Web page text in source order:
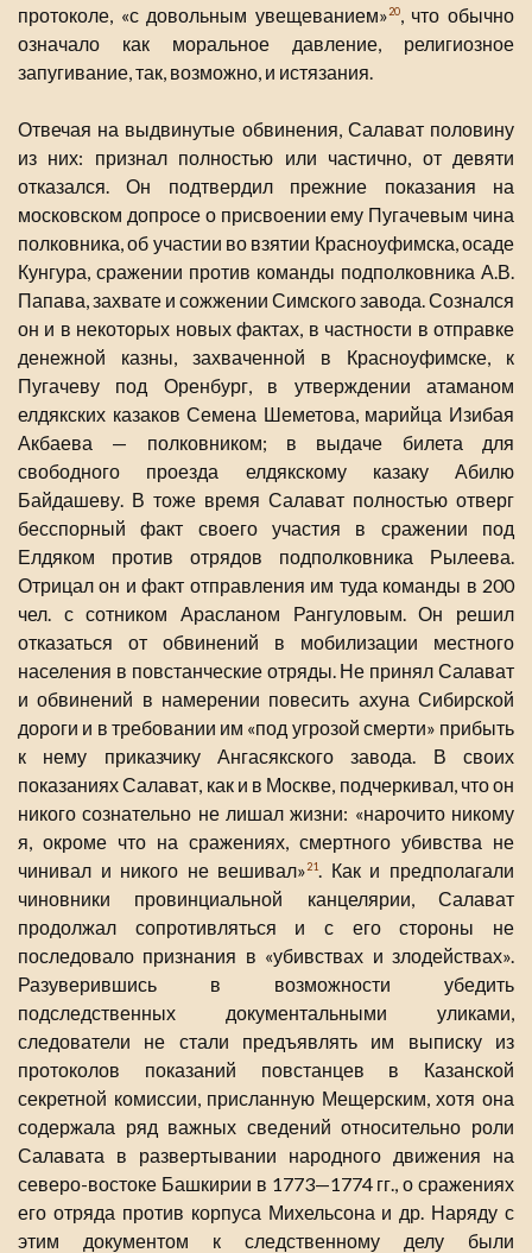
протоколе, «с довольным увещеванием»20, что обычно
означало как моральное давление, религиозное
запугивание, так, возможно, и истязания.
Отвечая на выдвинутые обвинения, Салават половину
из них: признал полностью или частично, от девяти
отказался. Он подтвердил прежние показания на
московском допросе о присвоении ему Пугачевым чина
полковника, об участии во взятии Красноуфимска, осаде
Кунгура, сражении против команды подполковника А.В.
Папава, захвате и сожжении Симского завода. Сознался
он и в некоторых новых фактах, в частности в отправке
денежной казны, захваченной в Красноуфимске, к
Пугачеву под Оренбург, в утверждении атаманом
елдякских казаков Семена Шеметова, марийца Изибая
Акбаева — полковником; в выдаче билета для
свободного проезда елдякскому казаку Абилю
Байдашеву. В тоже время Салават полностью отверг
бесспорный факт своего участия в сражении под
Елдяком против отрядов подполковника Рылеева.
Отрицал он и факт отправления им туда команды в 200
чел. с сотником Арасланом Рангуловым. Он решил
отказаться от обвинений в мобилизации местного
населения в повстанческие отряды. Не принял Салават
и обвинений в намерении повесить ахуна Сибирской
дороги и в требовании им «под угрозой смерти» прибыть
к нему приказчику Ангасякского завода. В своих
показаниях Салават, как и в Москве, подчеркивал, что он
никого сознательно не лишал жизни: «нарочито никому
я, окроме что на сражениях, смертного убивства не
чинивал и никого не вешивал»21. Как и предполагали
чиновники провинциальной канцелярии, Салават
продолжал сопротивляться и с его стороны не
последовало признания в «убивствах и злодействах».
Разуверившись в возможности убедить
подследственных документальными уликами,
следователи не стали предъявлять им выписку из
протоколов показаний повстанцев в Казанской
секретной комиссии, присланную Мещерским, хотя она
содержала ряд важных сведений относительно роли
Салавата в развертывании народного движения на
северо-востоке Башкирии в 1773—1774 гг., о сражениях
его отряда против корпуса Михельсона и др. Наряду с
этим документом к следственному делу были